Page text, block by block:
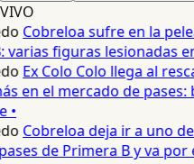
VIVO
Cobreloa sufre en la
varias figuras lesionadas
Ex Colo Colo llega al
en el mercado de pases:
•
Cobreloa deja ir a uno
de Primera B y va por